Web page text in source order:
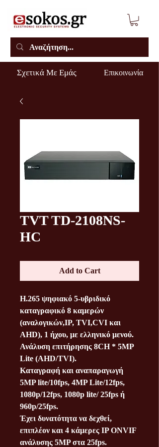
Επικοινωνία
Σχετικά Με Εμάς
TVT TD-2108NS-
HC
Add to Cart
H.265 ψηφιακό 5-υβριδικό
καταγραφικό 8 καμερών
(αναλογικών,IP, TVI,CVI και
AHD), 1 ήχου, με ελληνικό μενού.
Ανάλυση επιτήρησης 8CH * 5MP
Lite (AHD/TVI).
Καταγραφή και αναπαραγωγή
5ΜΡ lite/10fps, 4MP Lite/12fps,
1080p/12fps, 1080p lite/ 25fps ή
960p/25fps.
Έχει δυνατότητα να δεχθεί,
επιπλέον και 4 κάμερες ΙP ONVIF
ανάλυσης 5MP στα 25fps.